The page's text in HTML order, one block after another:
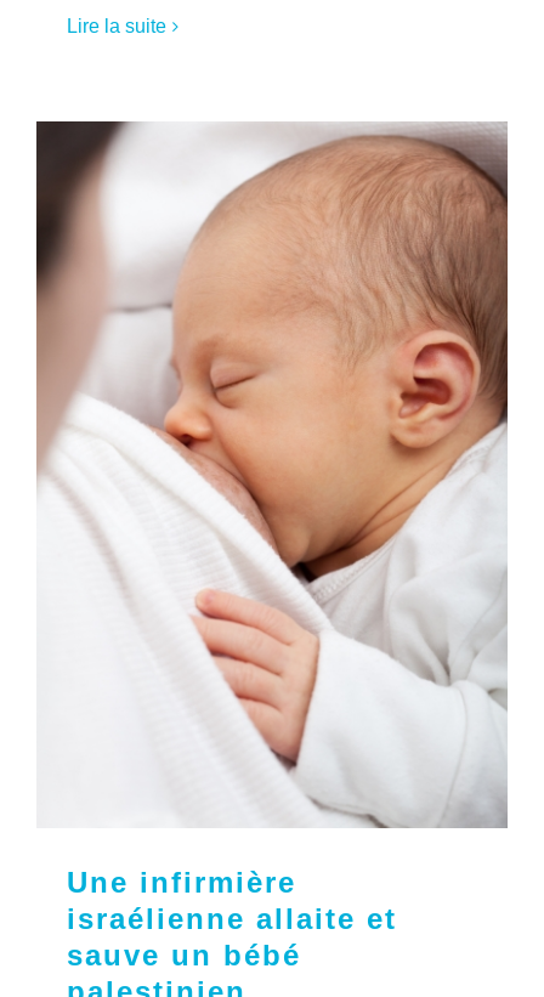
Lire la suite
Une infirmière
israélienne allaite et
sauve un bébé